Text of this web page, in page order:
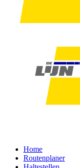
Home
Routenplaner